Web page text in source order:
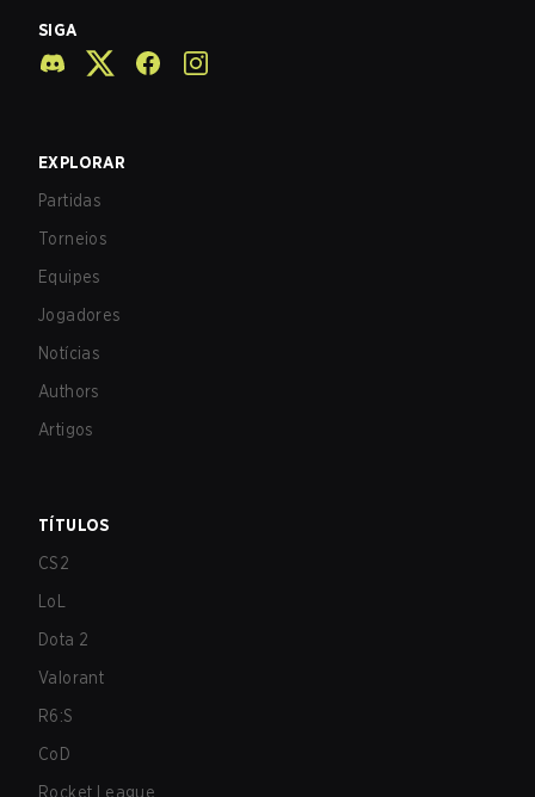
SIGA
EXPLORAR
Partidas
Torneios
Equipes
Jogadores
Notícias
Authors
Artigos
TÍTULOS
CS2
LoL
Dota 2
Valorant
R6:S
CoD
Rocket League